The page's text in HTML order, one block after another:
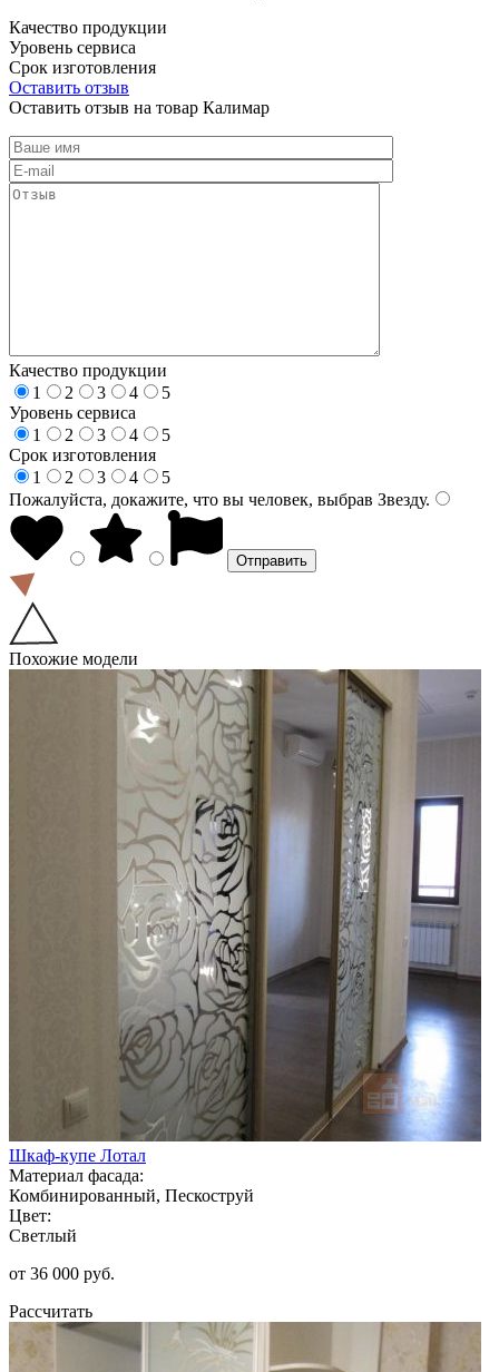
Качество продукции
Уровень сервиса
Срок изготовления
Оставить отзыв
Оставить отзыв на товар Калимар
Качество продукции
1
2 3 4
5
Уровень сервиса
1
2 3 4
5
Срок изготовления
1
2 3 4
5
Пожалуйста, докажите, что вы человек, выбрав Звезду.
Похожие модели
Шкаф-купе Лотал
Материал фасада:
Комбинированный, Пескоструй
Цвет:
Светлый
от 36 000 руб.
Рассчитать